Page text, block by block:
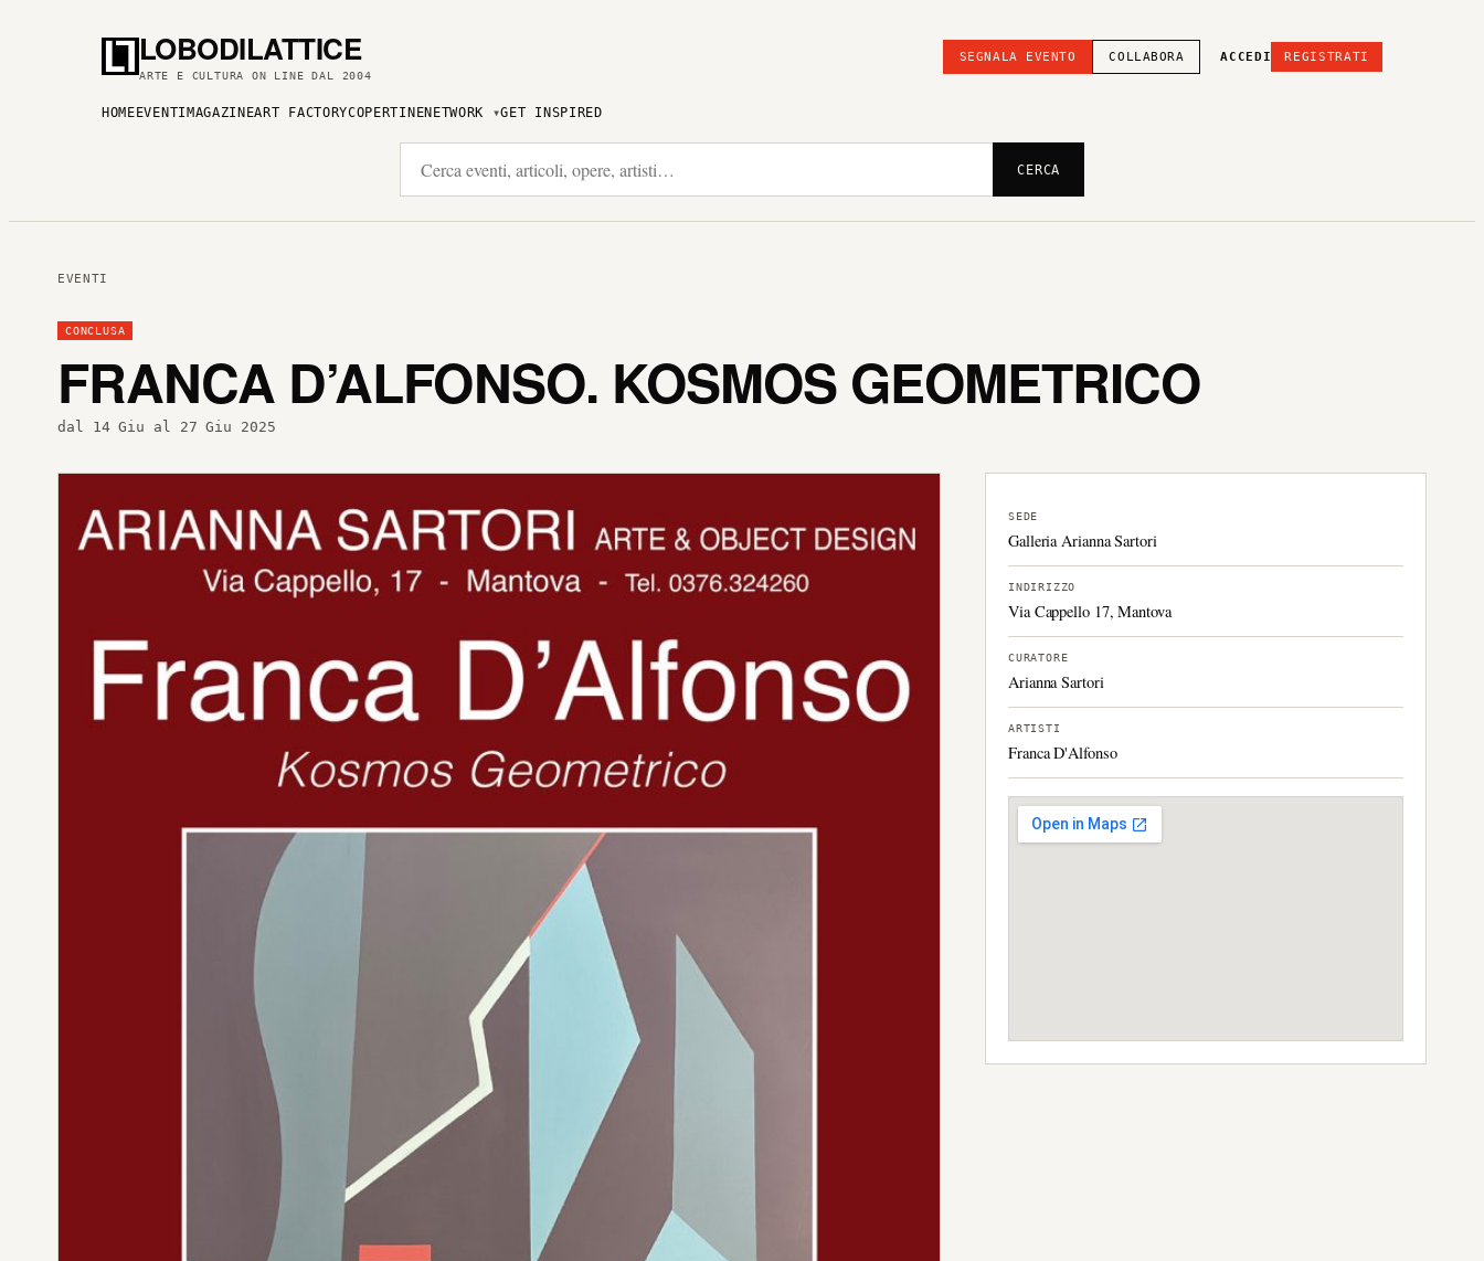
LOBODILATTICE
ARTE E CULTURA ON LINE DAL 2004
SEGNALA EVENTO COLLABORA ACCEDI REGISTRATI
HOME EVENTI MAGAZINEART FACTORYCOPERTINENETWORK GET INSPIRED
CERCA
EVENTI
CONCLUSA
FRANCA D’ALFONSO. KOSMOS GEOMETRICO
dal 14 Giu al 27 Giu 2025
SEDE
Galleria Arianna Sartori
INDIRIZZO
Via Cappello 17, Mantova
CURATORE
Arianna Sartori
ARTISTI
Franca D'Alfonso